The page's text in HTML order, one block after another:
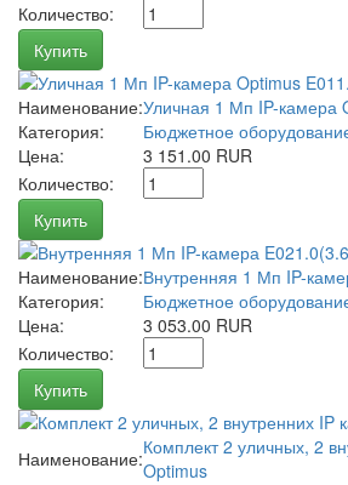
Количество:
Купить
Наименование:Уличная 1 Мп IP-камера
Категория:
Бюджетное
Цена:
3 151.00 RUR
Количество:
Купить
Наименование:Внутренняя 1 Мп IP-
Категория:
Бюджетное
Цена:
3 053.00 RUR
Количество:
Купить
Наименование:Комплект 2 уличных, 2
Optimus